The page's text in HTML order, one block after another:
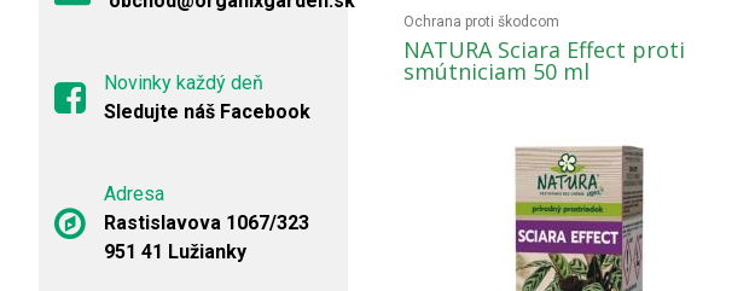
Ochrana proti škodcom
NATURA Sciara Effect proti
smútniciam 50 ml
Novinky každý deň
Sledujte náš Facebook
Adresa
Rastislavova 1067/323
951 41 Lužianky